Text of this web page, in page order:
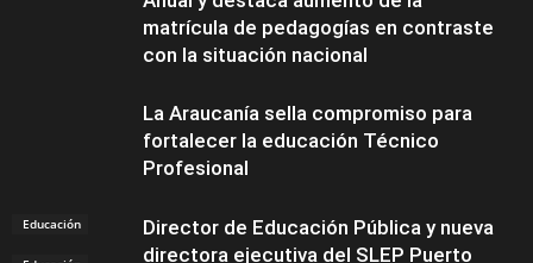
Educación
matrícula de pedagogías en contraste
con la situación nacional
La Araucanía sella compromiso para
fortalecer la educación Técnico
Profesional
Director de Educación Pública y nueva
directora ejecutiva del SLEP Puerto